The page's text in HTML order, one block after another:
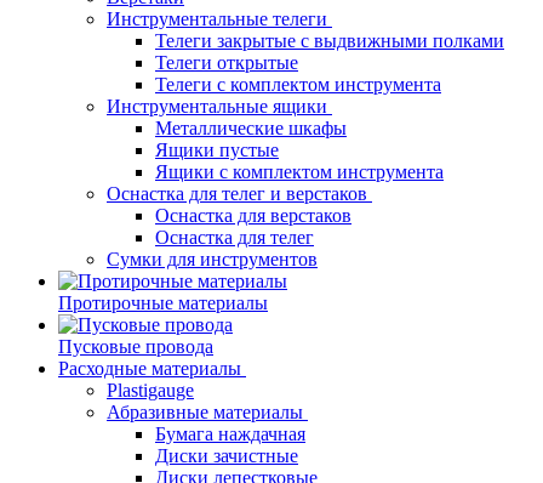
Инструментальные телеги
Телеги закрытые с выдвижными полками
Телеги открытые
Телеги с комплектом инструмента
Инструментальные ящики
Металлические шкафы
Ящики пустые
Ящики с комплектом инструмента
Оснастка для телег и верстаков
Оснастка для верстаков
Оснастка для телег
Сумки для инструментов
Протирочные материалы
Пусковые провода
Расходные материалы
Plastigauge
Абразивные материалы
Бумага наждачная
Диски зачистные
Диски лепестковые